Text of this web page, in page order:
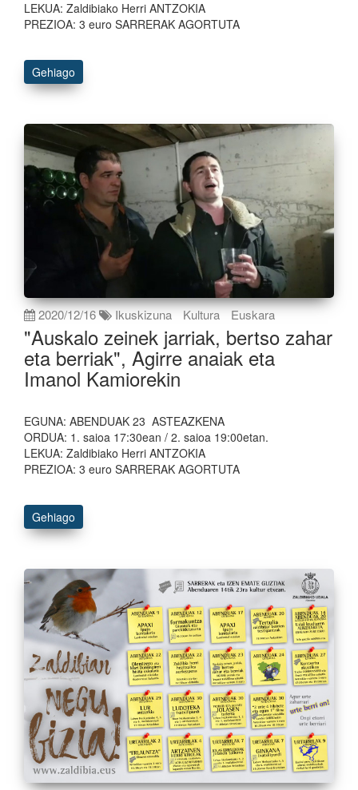
LEKUA: Zaldibiako Herri ANTZOKIA
PREZIOA: 3 euro SARRERAK AGORTUTA
Gehiago
2020/12/16 Ikuskizuna Kultura Euskara
"Auskalo zeinek jarriak, bertso zahar
eta berriak", Agirre anaiak eta
Imanol Kamiorekin
EGUNA: ABENDUAK 23 ASTEAZKENA
ORDUA: 1. saioa 17:30ean / 2. saioa 19:00etan.
LEKUA: Zaldibiako Herri ANTZOKIA
PREZIOA: 3 euro SARRERAK AGORTUTA
Gehiago